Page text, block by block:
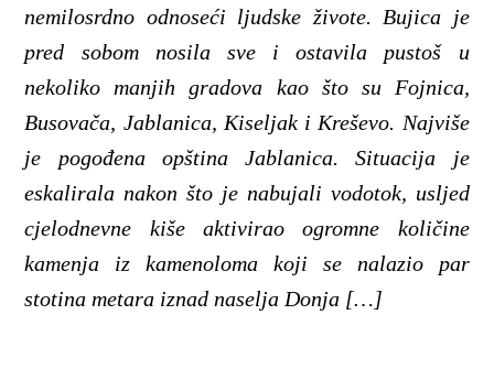
nemilosrdno odnoseći ljudske živote. Bujica je
pred sobom nosila sve i ostavila pustoš u
nekoliko manjih gradova kao što su Fojnica,
Busovača, Jablanica, Kiseljak i Kreševo. Najviše
je pogođena opština Jablanica. Situacija je
eskalirala nakon što je nabujali vodotok, usljed
cjelodnevne kiše aktivirao ogromne količine
kamenja iz kamenoloma koji se nalazio par
stotina metara iznad naselja Donja […]